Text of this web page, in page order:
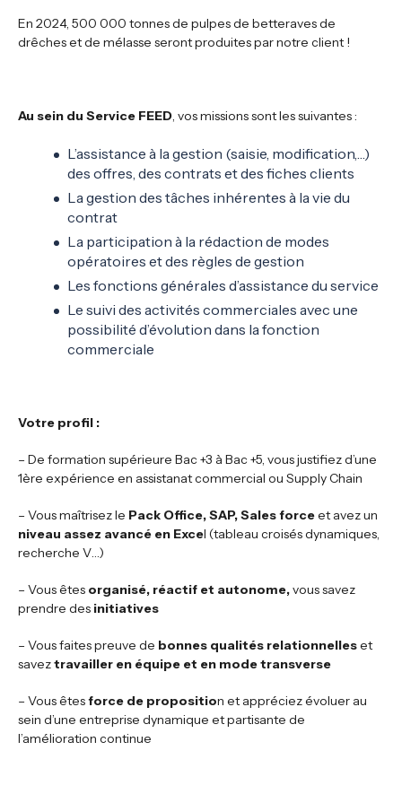
En 2024, 500 000 tonnes de pulpes de betteraves de
drêches et de mélasse seront produites par notre client !
Au sein du Service FEED, vos missions sont les suivantes :
L’assistance à la gestion (saisie, modification,…)
des offres, des contrats et des fiches clients
La gestion des tâches inhérentes à la vie du
contrat
La participation à la rédaction de modes
opératoires et des règles de gestion
Les fonctions générales d’assistance du service
Le suivi des activités commerciales avec une
possibilité d’évolution dans la fonction
commerciale
Votre profil :
– De formation supérieure Bac +3 à Bac +5, vous justifiez d’une
1ère expérience en assistanat commercial ou Supply Chain
– Vous maîtrisez le Pack Office,SAP, Sales forceet avez un
niveau assez avancé en Excel (tableau croisés dynamiques,
recherche V…)
– Vous êtes organisé, réactif et autonome,vous savez
prendre des initiatives
– Vous faites preuve de bonnes qualités relationnelleset
saveztravailler en équipe et en mode transverse
– Vous êtesforce de proposition et appréciez évoluer au
sein d’une entreprise dynamique et partisante de
l’amélioration continue